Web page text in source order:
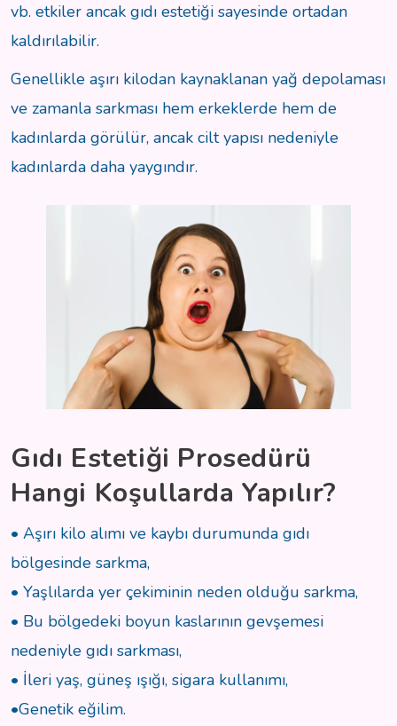
vb. etkiler ancak gıdı estetiği sayesinde ortadan
kaldırılabilir.
Genellikle aşırı kilodan kaynaklanan yağ depolaması
ve zamanla sarkması hem erkeklerde hem de
kadınlarda görülür, ancak cilt yapısı nedeniyle
kadınlarda daha yaygındır.
Gıdı Estetiği Prosedürü
Hangi Koşullarda Yapılır?
• Aşırı kilo alımı ve kaybı durumunda gıdı
bölgesinde sarkma,
• Yaşlılarda yer çekiminin neden olduğu sarkma,
• Bu bölgedeki boyun kaslarının gevşemesi
nedeniyle gıdı sarkması,
• İleri yaş, güneş ışığı, sigara kullanımı,
•Genetik eğilim.